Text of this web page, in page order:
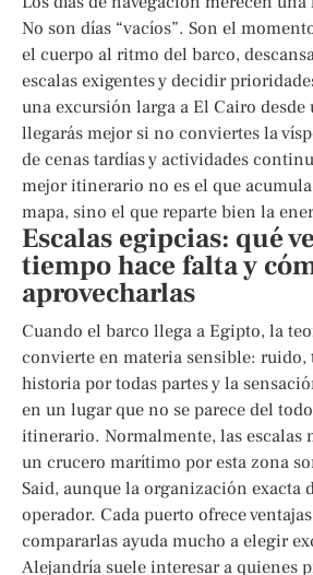
No son días “vacíos”. Son el
el cuerpo al ritmo del barco,
escalas exigentes y decidir
una excursión larga a El Cairo
llegarás mejor si no conviertes la
de cenas tardías y actividades
mejor itinerario no es el que
mapa, sino el que reparte bien la
Escalas egipcias: qué
tiempo hace falta y
aprovecharlas
Cuando el barco llega a Egipto, la
convierte en materia sensible:
historia por todas partes y la
en un lugar que no se parece del
itinerario. Normalmente, las escalas
un crucero marítimo por esta zona
Said, aunque la organización exacta
operador. Cada puerto ofrece
compararlas ayuda mucho a elegir
Alejandría suele interesar a quienes